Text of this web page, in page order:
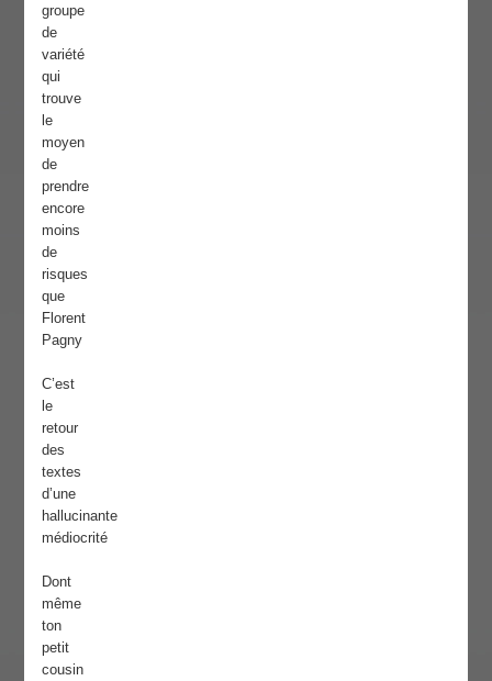
groupe
de
variété
qui
trouve
le
moyen
de
prendre
encore
moins
de
risques
que
Florent
Pagny
C’est
le
retour
des
textes
d’une
hallucinante
médiocrité
Dont
même
ton
petit
cousin